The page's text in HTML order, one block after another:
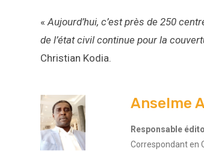
« Aujourd’hui, c’est près de 250
de l’état civil continue pour la
Christian Kodia.
Anselme
Responsable
Correspondant en